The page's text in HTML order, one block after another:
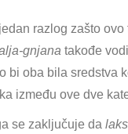
razlog zašto
gnjana takođe
bi oba bila sredstva
između ove dve
se zaključuje da